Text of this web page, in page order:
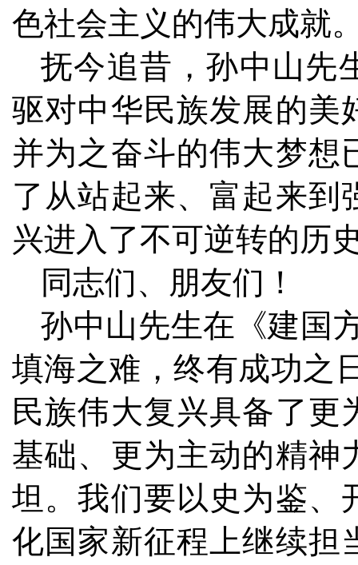
色社会主义的伟大成就
抚今追昔，孙中山先
驱对中华民族发展的美
并为之奋斗的伟大梦想
了从站起来、富起来到
兴进入了不可逆转的历
同志们、朋友们！
孙中山先生在《建国
填海之难，终有成功之
民族伟大复兴具备了更
基础、更为主动的精神
坦。我们要以史为鉴、
化国家新征程上继续担